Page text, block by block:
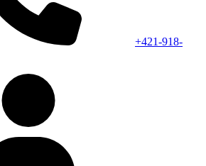
+421-918-